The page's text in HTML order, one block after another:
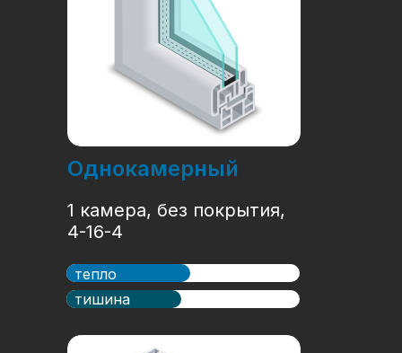
1 камера, без покрытия,
4-16-4
Однокамерный
тепло
тишина